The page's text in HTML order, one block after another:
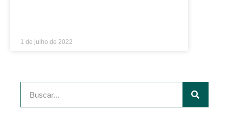
1 de julho de 2022